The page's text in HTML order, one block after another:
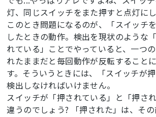
        run = 1;
        count = 20; //次回点灯から始まるように
    }
    // 全体周期の管理
    count++;
    if (count >= 20) {  // 全体のワクは2秒
        count = 0;
    }
    if (run == 0) {
        ledStat = LOW;  //強制消灯
灯、同じスイッチをまた押すと点灯に
このとき問題になるのが、「スイッチ
したときの動作。検出を現状のような
れている」ことでやっていると、一つ
れたままだと毎回動作が反転すること
す。そういうときには、「スイッチが
検出しなければいけません。
スイッチが「押されている」と「押さ
違うのでしょう? 「押された」は、そ